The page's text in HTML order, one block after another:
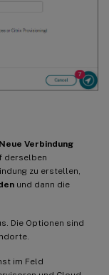
Neue Verbindung
derselben
zu erstellen,
und dann die
Die Optionen sind
im Feld